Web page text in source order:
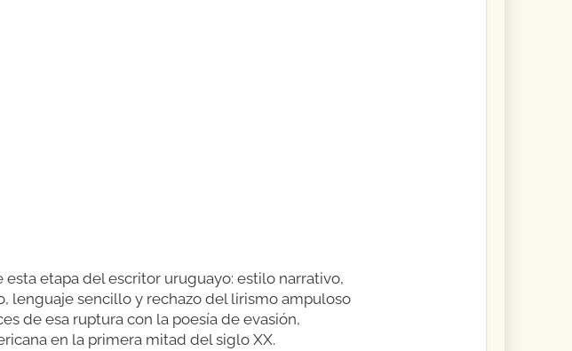
esta etapa del escritor uruguayo: estilo narrativo,
lenguaje sencillo y rechazo del lirismo ampuloso
de esa ruptura con la poesía de evasión,
en la primera mitad del siglo XX.